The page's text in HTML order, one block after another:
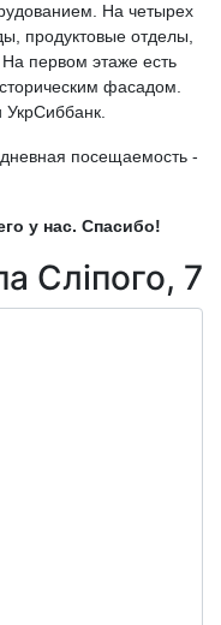
На четырех
продуктовые отделы,
первом этаже есть
фасадом.
посещаемость -
у нас. Спасибо!
Сліпого, 7